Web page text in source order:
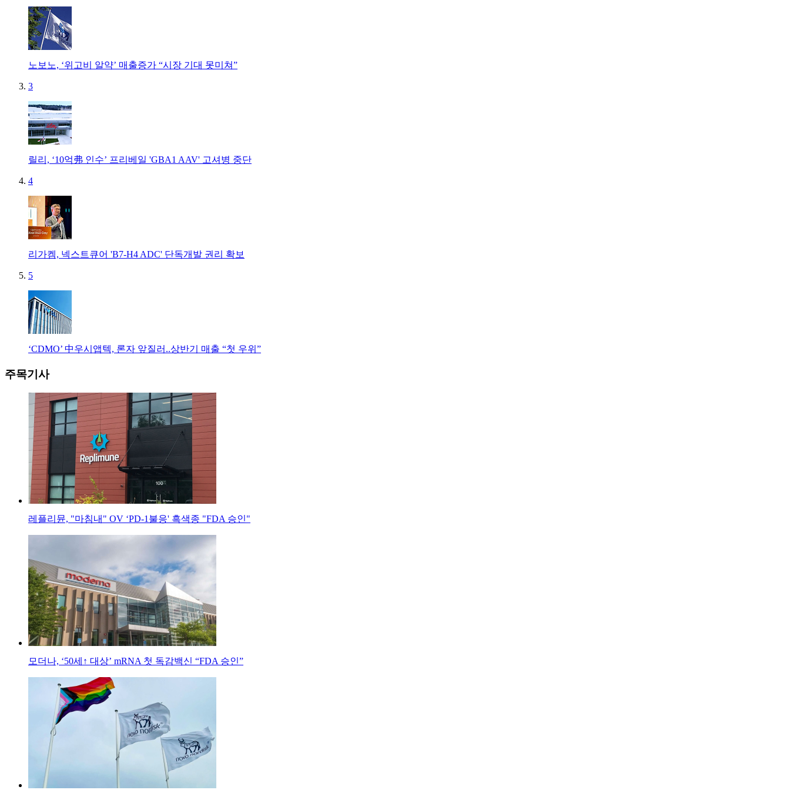
노보노, ‘위고비 알약’ 매출증가 “시장 기대 못미쳐”
3
릴리, ‘10억弗 인수’ 프리베일 'GBA1 AAV' 고셔병 중단
4
리가켐, 넥스트큐어 'B7-H4 ADC' 단독개발 권리 확보
5
‘CDMO’ 中우시앱텍, 론자 앞질러..상반기 매출 “첫 우위”
주목기사
레플리뮨, "마침내" OV ‘PD-1불응' 흑색종 "FDA 승인"
모더나, ‘50세↑ 대상’ mRNA 첫 독감백신 “FDA 승인”